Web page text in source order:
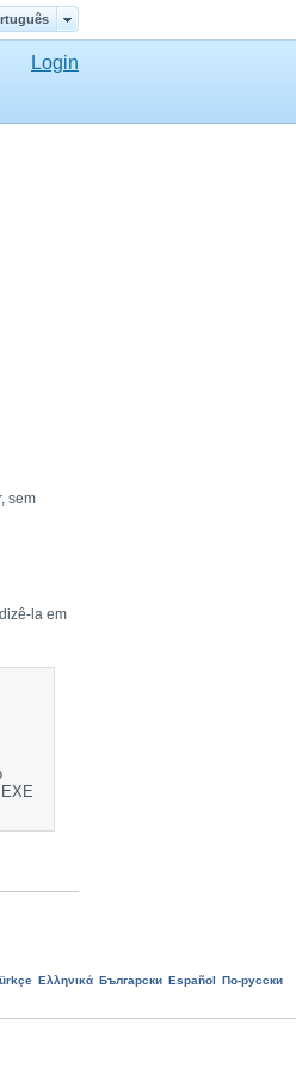
Login
sem
la em
Ελληνικά Български Еspañol
По-русски